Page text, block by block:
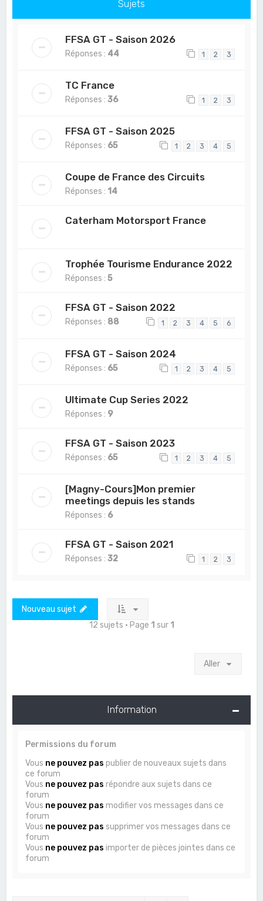
Sujets
FFSA GT - Saison 2026
Réponses : 44 1 2 3
TC France
Réponses :36 1 2 3
FFSA GT - Saison 2025
Réponses : 65 1 2 3 4 5
Coupe de France des Circuits
Réponses : 14
Caterham Motorsport France
Trophée Tourisme Endurance 2022
Réponses :5
FFSA GT - Saison 2022
Réponses : 88 1 2 3 4 5 6
FFSA GT - Saison 2024
Réponses : 65 1 2 3 4 5
Ultimate Cup Series 2022
Réponses : 9
FFSA GT - Saison 2023
Réponses : 65 1 2 3 4 5
[Magny-Cours]Mon premier
meetings depuis les stands
Réponses : 6
FFSA GT - Saison 2021
Réponses :32 1 2 3
Nouveau sujet
12 sujets • Page 1 sur 1
Aller
Information
Permissions du forum
Vous ne pouvez pas publier de nouveaux sujets dans
ce forum
Vous ne pouvez pas répondre aux sujets dans ce
forum
Vous ne pouvez pas modifier vos messages dans ce
forum
Vous ne pouvez pas supprimer vos messages dans ce
forum
Vous ne pouvez pas importer de pièces jointes dans ce
forum